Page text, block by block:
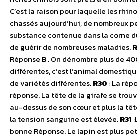
C’est la raison pour laquelle les
chassés aujourd’hui, de nombreux
substance contenue dans la corne
de guérir de nombreuses maladies.
Réponse B . On dénombre plus de
différentes, c’est l’animal
de variétés différentes.R30 : La
réponse. La tête de la girafe se
au-dessus de son cœur et plus la
la tension sanguine est élevée.R31
bonne Réponse. Le lapin est plus